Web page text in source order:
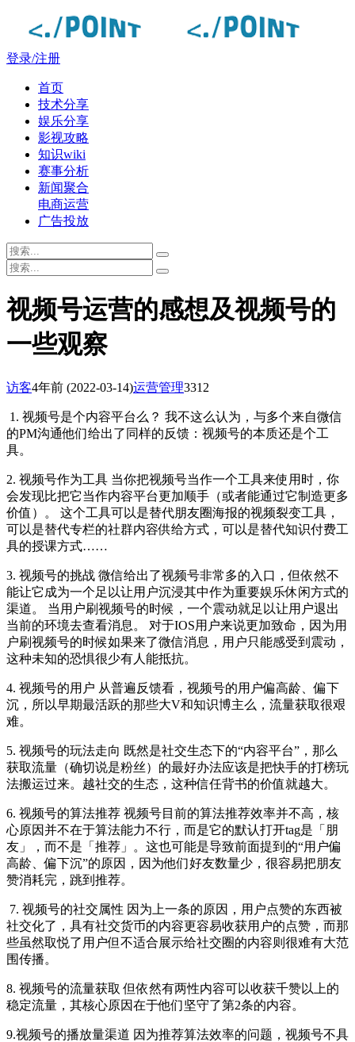
登录/注册
首页
技术分享
娱乐分享
影视攻略
知识wiki
赛事分析
新闻聚合
电商运营
广告投放
视频号运营的感想及视频号的
一些观察
访客4年前 (2022-03-14)运营管理3312
1. 视频号是个内容平台么？ 我不这么认为，与多个来自微信
的PM沟通他们给出了同样的反馈：视频号的本质还是个工
具。
2. 视频号作为工具 当你把视频号当作一个工具来使用时，你
会发现比把它当作内容平台更加顺手（或者能通过它制造更多
价值）。 这个工具可以是替代朋友圈海报的视频裂变工具，
可以是替代专栏的社群内容供给方式，可以是替代知识付费工
具的授课方式……
3. 视频号的挑战 微信给出了视频号非常多的入口，但依然不
能让它成为一个足以让用户沉浸其中作为重要娱乐休闲方式的
渠道。 当用户刷视频号的时候，一个震动就足以让用户退出
当前的环境去查看消息。 对于IOS用户来说更加致命，因为用
户刷视频号的时候如果来了微信消息，用户只能感受到震动，
这种未知的恐惧很少有人能抵抗。
4. 视频号的用户 从普遍反馈看，视频号的用户偏高龄、偏下
沉，所以早期最活跃的那些大V和知识博主么，流量获取很艰
难。
5. 视频号的玩法走向 既然是社交生态下的“内容平台”，那么
获取流量（确切说是粉丝）的最好办法应该是把快手的打榜玩
法搬运过来。越社交的生态，这种信任背书的价值就越大。
6. 视频号的算法推荐 视频号目前的算法推荐效率并不高，核
心原因并不在于算法能力不行，而是它的默认打开tag是「朋
友️」，而不是「推荐」。这也可能是导致前面提到的“用户偏
高龄、偏下沉”的原因，因为他们好友数量少，很容易把朋友
赞消耗完，跳到推荐。
7. 视频号的社交属性 因为上一条的原因，用户点赞的东西被
社交化了，具有社交货币的内容更容易收获用户的点赞，而那
些虽然取悦了用户但不适合展示给社交圈的内容则很难有大范
围传播。
8. 视频号的流量获取 但依然有两性内容可以收获千赞以上的
稳定流量，其核心原因在于他们坚守了第2条的内容。
9.视频号的播放量渠道 因为推荐算法效率的问题，视频号不具